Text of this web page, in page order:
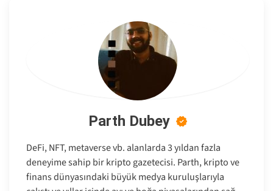
Parth Dubey
DeFi, NFT, metaverse vb. alanlarda 3 yıldan fazla
deneyime sahip bir kripto gazetecisi. Parth, kripto ve
finans dünyasındaki büyük medya kuruluşlarıyla